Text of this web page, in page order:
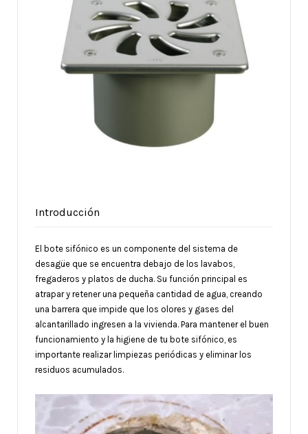
Introducción
El bote sifónico es un componente del sistema de
desagüe que se encuentra debajo de los lavabos,
fregaderos y platos de ducha. Su función principal es
atrapar y retener una pequeña cantidad de agua, creando
una barrera que impide que los olores y gases del
alcantarillado ingresen a la vivienda. Para mantener el buen
funcionamiento y la higiene de tu bote sifónico, es
importante realizar limpiezas periódicas y eliminar los
residuos acumulados.